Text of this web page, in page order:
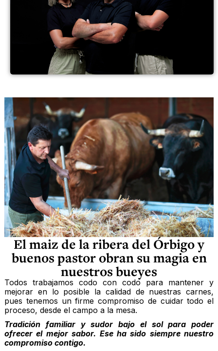
El maiz de la ribera del Órbigo y
buenos pastor obran su magia en
nuestros bueyes
Todos trabajamos codo con codo para mantener y
mejorar en lo posible la calidad de nuestras carnes,
pues tenemos un firme compromiso de cuidar todo el
proceso, desde el campo a la mesa.
Tradición familiar y sudor bajo el sol para poder
ofrecer el mejor sabor. Ese ha sido siempre nuestro
compromiso contigo.